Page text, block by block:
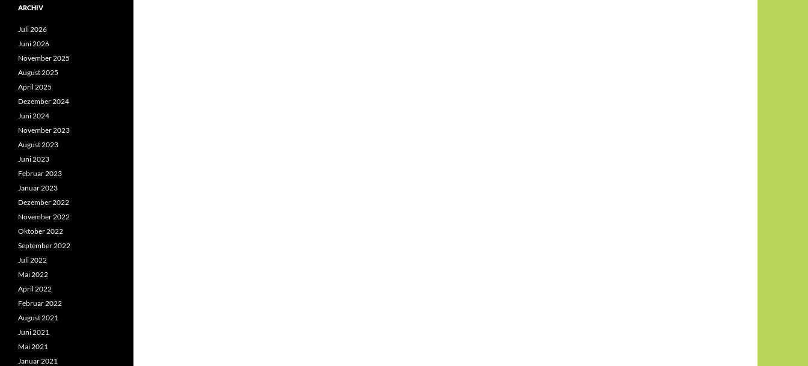
ARCHIV
Juli 2026
Juni 2026
November 2025
August 2025
April 2025
Dezember 2024
Juni 2024
November 2023
August 2023
Juni 2023
Februar 2023
Januar 2023
Dezember 2022
November 2022
Oktober 2022
September 2022
Juli 2022
Mai 2022
April 2022
Februar 2022
August 2021
Juni 2021
Mai 2021
Januar 2021